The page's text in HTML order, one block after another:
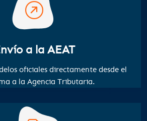
a la AEAT
oficiales directamente desde el
a la Agencia Tributaria.